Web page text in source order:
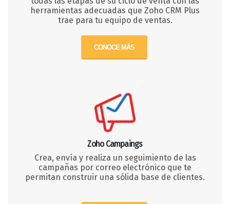
herramientas adecuadas que Zoho CRM Plus
trae para tu equipo de ventas.
CONOCE MÁS
Zoho Campaings
Crea, envía y realiza un seguimiento de las
campañas por correo electrónico que te
permitan construir una sólida base de clientes.